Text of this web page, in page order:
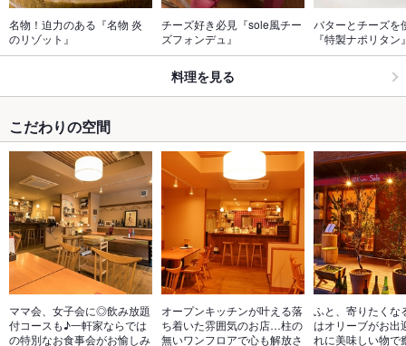
名物！迫力のある『名物 炎
のリゾット』
チーズ好き必見『sole風チー
ズフォンデュ』
バターとチーズを
『特製ナポリタン
料理を見る
こだわりの空間
ママ会、女子会に◎飲み放題
付コースも♪一軒家ならでは
の特別なお食事会がお愉しみ
オープンキッチンが叶える落
ち着いた雰囲気のお店…柱の
無いワンフロアで心も解放さ
ふと、寄りたくな
はオリーブがお出
れに美味しい物